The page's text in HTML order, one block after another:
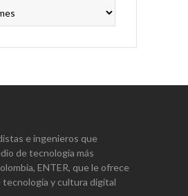
e ingenieros que
de tecnología más
ENTER, que le ofrece
y cultura digital